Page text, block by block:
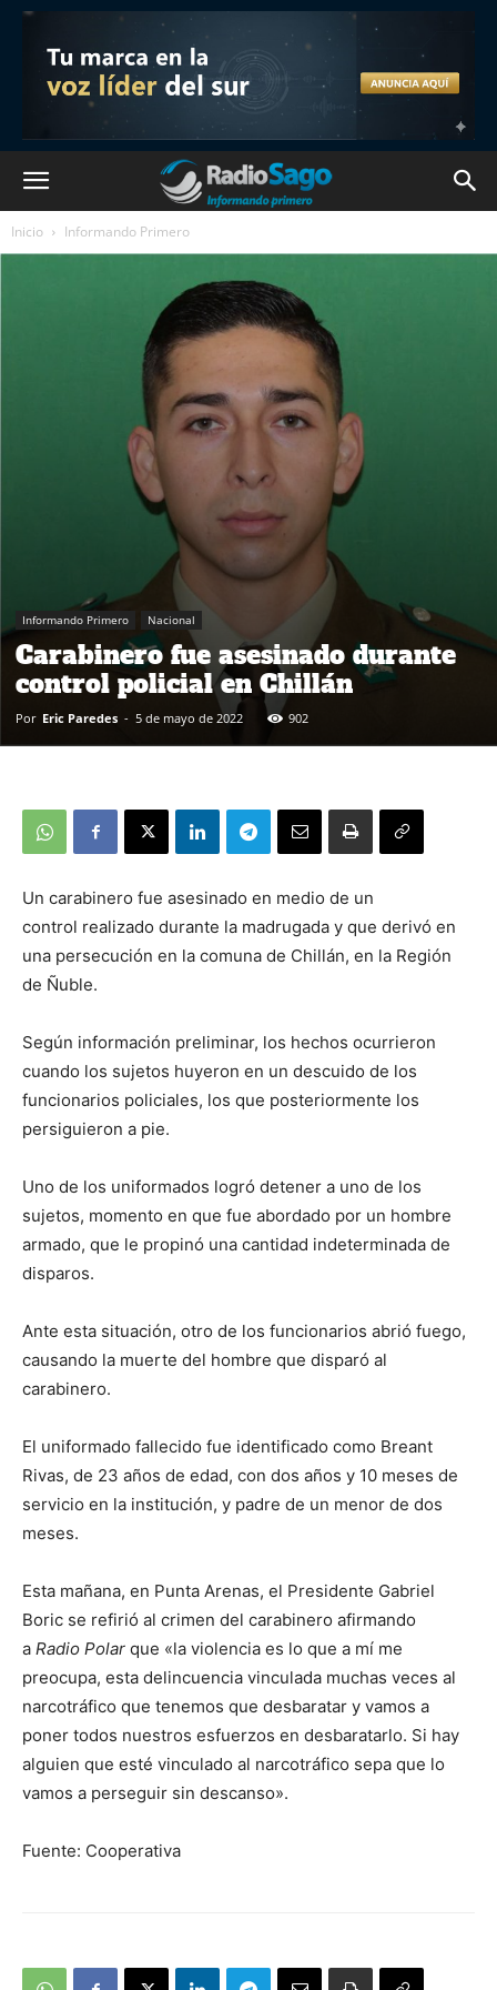
Inicio Informando Primero
Informando Primero Nacional
Carabinero fue asesinado durante
control policial en Chillán
Por Eric Paredes - 5 de mayo de 2022 902
Un carabinero fue asesinado en medio de un
control realizado durante la madrugada y que derivó en
una persecución en la comuna de Chillán, en la Región
de Ñuble.
Según información preliminar, los hechos ocurrieron
cuando los sujetos huyeron en un descuido de los
funcionarios policiales, los que posteriormente los
persiguieron a pie.
Uno de los uniformados logró detener a uno de los
sujetos, momento en que fue abordado por un hombre
armado, que le propinó una cantidad indeterminada de
disparos.
Ante esta situación, otro de los funcionarios abrió fuego,
causando la muerte del hombre que disparó al
carabinero.
El uniformado fallecido fue identificado como Breant
Rivas, de 23 años de edad, con dos años y 10 meses de
servicio en la institución, y padre de un menor de dos
meses.
Esta mañana, en Punta Arenas, el Presidente Gabriel
Boric se refirió al crimen del carabinero afirmando
a Radio Polar que «la violencia es lo que a mí me
preocupa, esta delincuencia vinculada muchas veces al
narcotráfico que tenemos que desbaratar y vamos a
poner todos nuestros esfuerzos en desbaratarlo. Si hay
alguien que esté vinculado al narcotráfico sepa que lo
vamos a perseguir sin descanso».
Fuente: Cooperativa